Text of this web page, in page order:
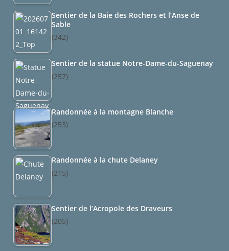
Sentier de la Baie des Rochers et l’Anse de
Sable
(342)
Sentier de la statue Notre-Dame-du-Saguenay
(257)
Randonnée à la montagne Blanche
(253)
Randonnée à la chute Delaney
(215)
Sentier de l’Acropole des Draveurs
(205)